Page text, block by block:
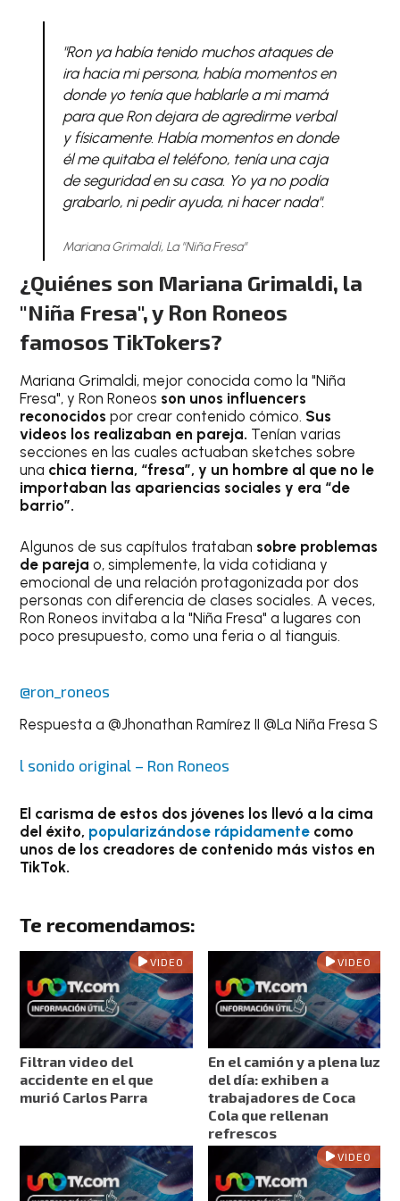
"Ron ya había tenido muchos ataques de
ira hacia mi persona, había momentos en
donde yo tenía que hablarle a mi mamá
para que Ron dejara de agredirme verbal
y físicamente. Había momentos en donde
él me quitaba el teléfono, tenía una caja
de seguridad en su casa. Yo ya no podía
grabarlo, ni pedir ayuda, ni hacer nada".
Mariana Grimaldi, La "Niña Fresa"
¿Quiénes son Mariana Grimaldi, la
"Niña Fresa", y Ron Roneos
famosos TikTokers?
Mariana Grimaldi, mejor conocida como la "Niña
Fresa", y Ron Roneos son unos influencers
reconocidospor crear contenido cómico. Sus
videos los realizaban en pareja. Tenían varias
secciones en las cuales actuaban sketches sobre
una chica tierna, “fresa”, y un hombre al que no le
importaban las apariencias sociales y era “de
barrio”.
Algunos de sus capítulos trataban sobre problemas
de parejao, simplemente, la vida cotidiana y
emocional de una relación protagonizada por dos
personas con diferencia de clases sociales. A veces,
Ron Roneos invitaba a la "Niña Fresa" a lugares con
poco presupuesto, como una feria o al tianguis.
@ron_roneos
Respuesta a @Jhonathan Ramírez II @La Niña Fresa S
l sonido original – Ron Roneos
El carisma de estos dos jóvenes los llevó a la cima
del éxito, popularizándose rápidamente como
unos de los creadores de contenido más vistos en
TikTok.
Te recomendamos:
VIDEO
Filtran video del
accidente en el que
murió Carlos Parra
VIDEO
En el camión y a plena luz
del día: exhiben a
trabajadores de Coca
Cola que rellenan
refrescos
VIDEO